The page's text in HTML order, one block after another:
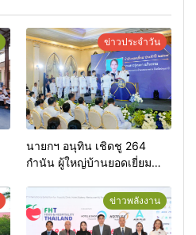
ข่าวประจำวัน
นายกฯ อนุทิน เชิดชู 264
กำนัน ผู้ใหญ่บ้านยอดเยี่ยม
เกียรติยศแห่งการเสียสละ”
ข่าวพลังงาน